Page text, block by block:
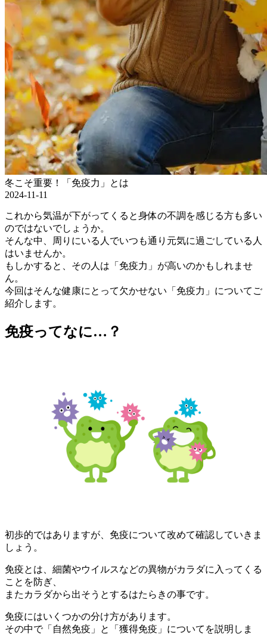
冬こそ重要！「免疫力」とは
2024-11-11
これから気温が下がってくると身体の不調を感じる方も多い
のではないでしょうか。
そんな中、周りにいる人でいつも通り元気に過ごしている人
はいませんか。
もしかすると、その人は「免疫力」が高いのかもしれませ
ん。
今回はそんな健康にとって欠かせない「免疫力」についてご
紹介します。
免疫ってなに…？
初歩的ではありますが、免疫について改めて確認していきま
しょう。
免疫とは、細菌やウイルスなどの異物がカラダに入ってくる
ことを防ぎ、
またカラダから出そうとするはたらきの事です。
免疫にはいくつかの分け方があります。
その中で「自然免疫」と「獲得免疫」についてを説明しま